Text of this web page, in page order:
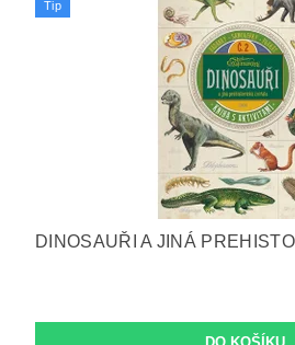
Tip
DINOSAUŘI A JINÁ